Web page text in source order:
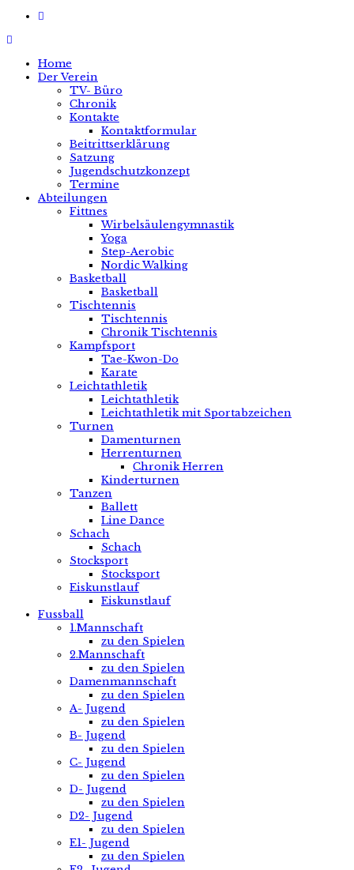
Home
Der Verein
TV- Büro
Chronik
Kontakte
Kontaktformular
Beitrittserklärung
Satzung
Jugendschutzkonzept
Termine
Abteilungen
Fittnes
Wirbelsäulengymnastik
Yoga
Step-Aerobic
Nordic Walking
Basketball
Basketball
Tischtennis
Tischtennis
Chronik Tischtennis
Kampfsport
Tae-Kwon-Do
Karate
Leichtathletik
Leichtathletik
Leichtathletik mit Sportabzeichen
Turnen
Damenturnen
Herrenturnen
Chronik Herren
Kinderturnen
Tanzen
Ballett
Line Dance
Schach
Schach
Stocksport
Stocksport
Eiskunstlauf
Eiskunstlauf
Fussball
1.Mannschaft
zu den Spielen
2.Mannschaft
zu den Spielen
Damenmannschaft
zu den Spielen
A- Jugend
zu den Spielen
B- Jugend
zu den Spielen
C- Jugend
zu den Spielen
D- Jugend
zu den Spielen
D2- Jugend
zu den Spielen
E1- Jugend
zu den Spielen